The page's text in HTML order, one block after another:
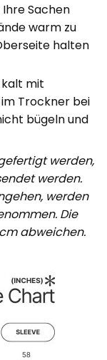
Sachen
warm zu
halten
kalt mit
Trockner bei
bügeln und
werden,
werden.
werden
Die
abweichen.